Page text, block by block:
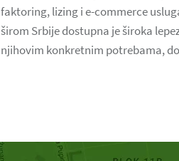
faktoring, lizing i e-commerce
širom Srbije dostupna je široka
njihovim konkretnim potrebama,